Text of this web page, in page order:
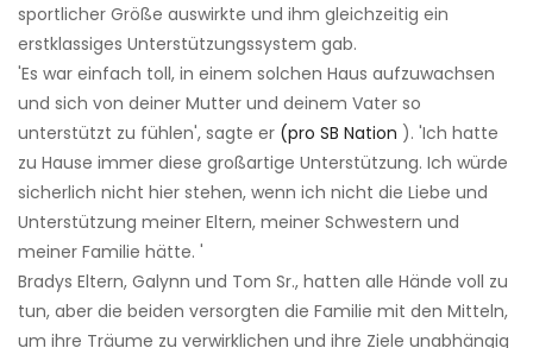
sportlicher Größe auswirkte und ihm gleichzeitig ein
erstklassiges Unterstützungssystem gab.
'Es war einfach toll, in einem solchen Haus aufzuwachsen
und sich von deiner Mutter und deinem Vater so
unterstützt zu fühlen', sagte er (pro SB Nation ). 'Ich hatte
zu Hause immer diese großartige Unterstützung. Ich würde
sicherlich nicht hier stehen, wenn ich nicht die Liebe und
Unterstützung meiner Eltern, meiner Schwestern und
meiner Familie hätte. '
Bradys Eltern, Galynn und Tom Sr., hatten alle Hände voll zu
tun, aber die beiden versorgten die Familie mit den Mitteln,
um ihre Träume zu verwirklichen und ihre Ziele unabhängig